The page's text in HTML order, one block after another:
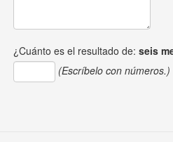
¿Cuánto es el resultado de: seis
(Escríbelo con números.)